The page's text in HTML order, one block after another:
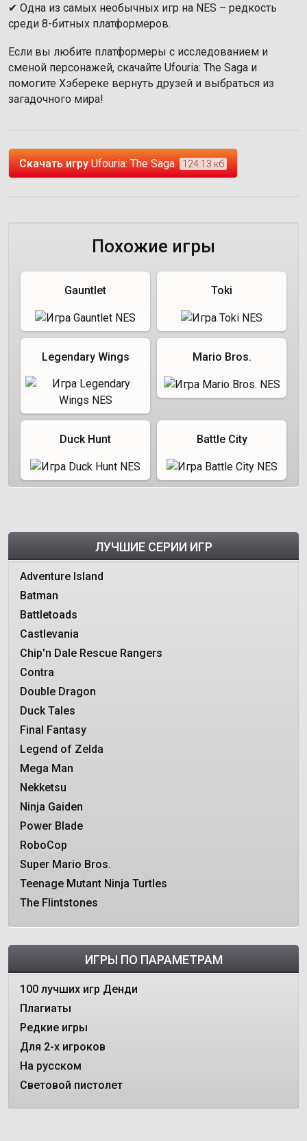
✔ Одна из самых необычных игр на NES – редкость
среди 8-битных платформеров.
Если вы любите платформеры с исследованием и
сменой персонажей, скачайте Ufouria: The Saga и
помогите Хэбереке вернуть друзей и выбраться из
загадочного мира!
Скачать игруUfouria: The Saga 124.13 кб
Похожие игры
Gauntlet Toki
Legendary Wings Mario Bros.
Duck Hunt Battle City
ЛУЧШИЕ СЕРИИ ИГР
Adventure Island
Batman
Battletoads
Castlevania
Chip'n Dale Rescue Rangers
Contra
Double Dragon
Duck Tales
Final Fantasy
Legend of Zelda
Mega Man
Nekketsu
Ninja Gaiden
Power Blade
RoboCop
Super Mario Bros.
Teenage Mutant Ninja Turtles
The Flintstones
ИГРЫ ПО ПАРАМЕТРАМ
100 лучших игр Денди
Плагиаты
Редкие игры
Для 2-х игроков
На русском
Световой пистолет